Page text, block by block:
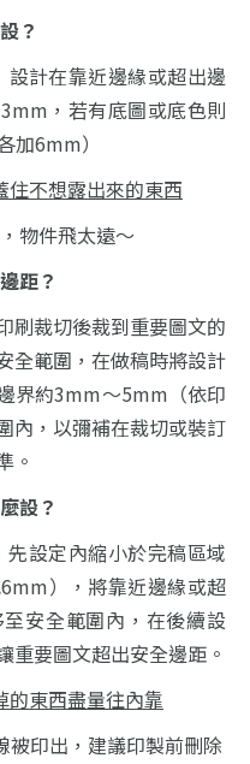
？
設計在靠近邊緣或超出邊
， 若有底圖或底色則
加6mm）
住不想露出來的東西
物件飛太遠～
距？
刷裁切後裁到重要圖文的
全範圍，在做稿時將設計
界約3mm～5mm（依印
內， 以彌補在裁切或裝訂
。
設？
設定內縮小於完稿區域
）， 將靠近邊緣或超
安全範圍內， 在後續設
重要圖文超出安全邊距。
的東西盡量往內靠
被印出，建議印製前刪除